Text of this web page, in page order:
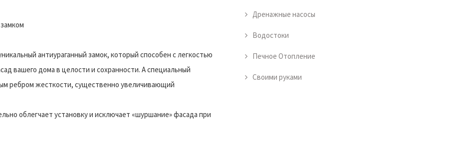
антиураганный замок, который способен с легкостью
вашего дома в целости и сохранности. А специальный
ребром жесткости, существенно увеличивающий
облегчает установку и исключает «шуршание» фасада при
Дренажные насосы
Водостоки
Печное Отопление
Своими руками